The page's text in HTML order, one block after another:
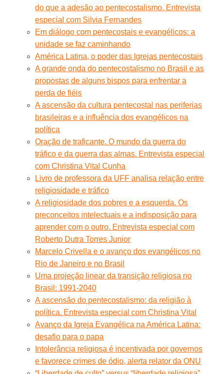
do que a adesão ao pentecostalismo. Entrevista
especial com Silvia Fernandes
Em diálogo com pentecostais e evangélicos: a
unidade se faz caminhando
América Latina, o poder das Igrejas pentecostais
A grande onda do pentecostalismo no Brasil e as
propostas de alguns bispos para enfrentar a
perda de fiéis
A ascensão da cultura pentecostal nas periferias
brasileiras e a influência dos evangélicos na
política
Oração de traficante. O mundo da guerra do
tráfico e da guerra das almas. Entrevista especial
com Christina Vital Cunha
Livro de professora da UFF analisa relação entre
religiosidade e tráfico
A religiosidade dos pobres e a esquerda. Os
preconceitos intelectuais e a indisposição para
aprender com o outro. Entrevista especial com
Roberto Dutra Torres Junior
Marcelo Crivella e o avanço dos evangélicos no
Rio de Janeiro e no Brasil
Uma projeção linear da transição religiosa no
Brasil: 1991-2040
A ascensão do pentecostalismo: da religião à
política. Entrevista especial com Christina Vital
Avanço da Igreja Evangélica na América Latina:
desafio para o papa
Intolerância religiosa é incentivada por governos
e favorece crimes de ódio, alerta relator da ONU